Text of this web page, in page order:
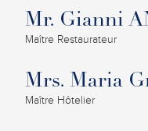
Mr. Gianni
Maître Restaurateur
Mrs. Maria
Maître Hôtelier